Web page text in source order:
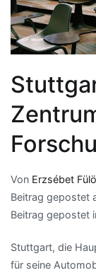
Von Erzsébet
Beitrag gepostet
Beitrag gepostet
Stuttgart, die
für seine